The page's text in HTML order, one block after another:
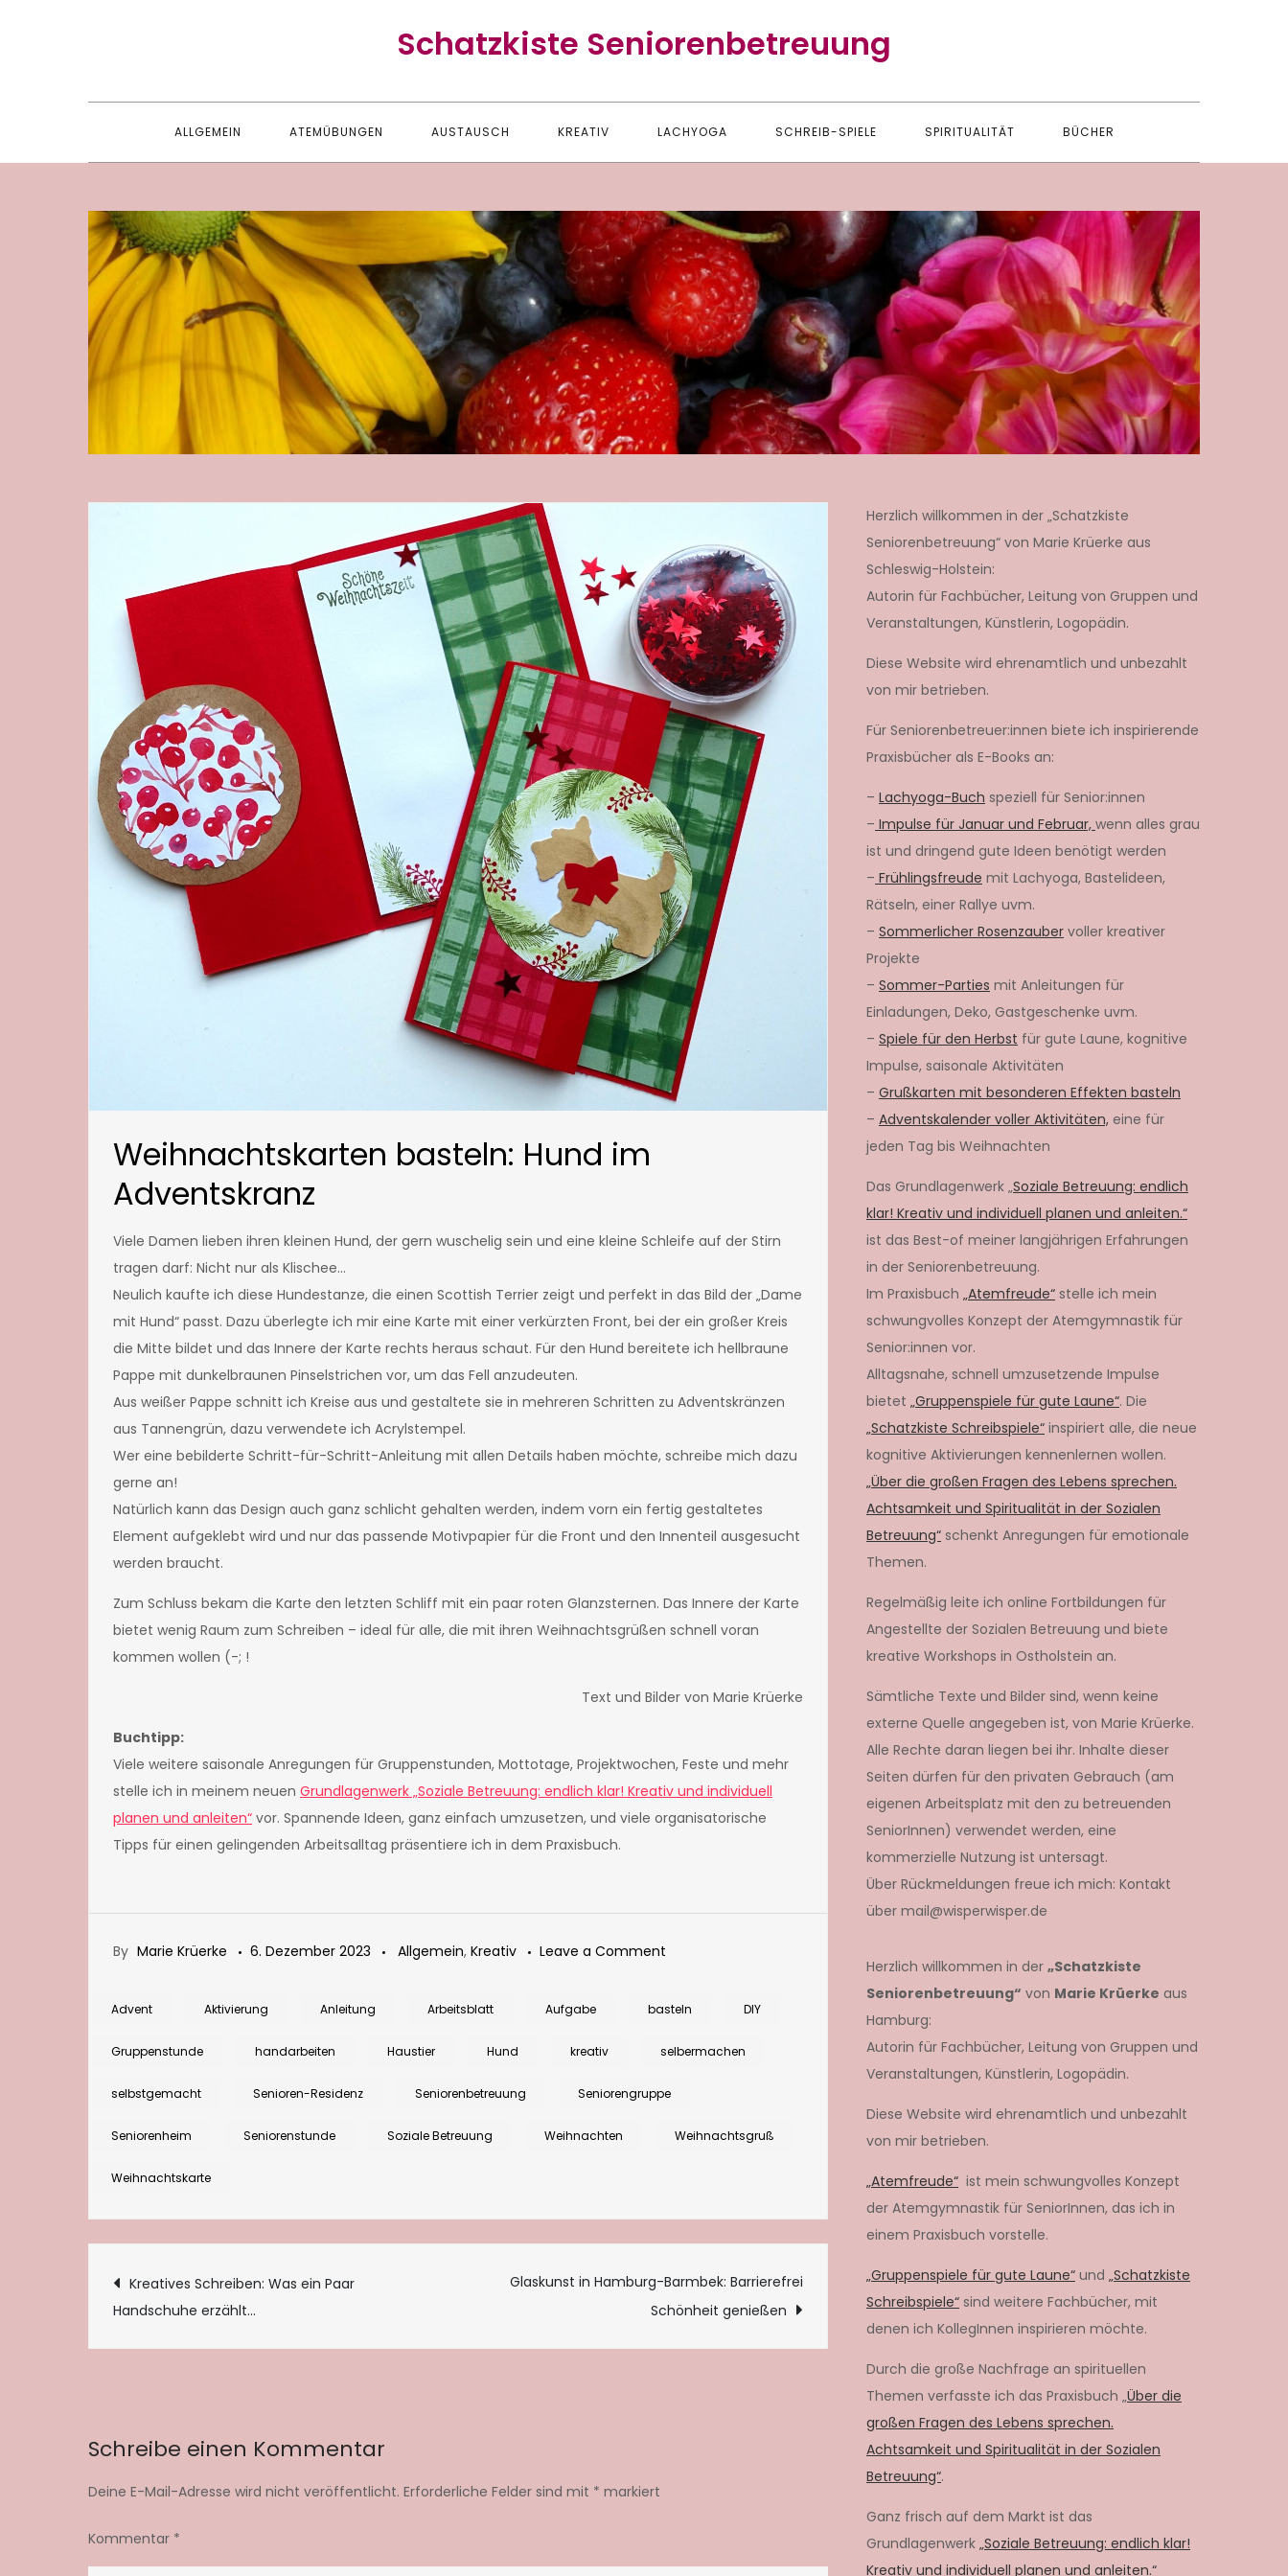
Schatzkiste Seniorenbetreuung
ALLGEMEIN ATEMÜBUNGEN AUSTAUSCH KREATIV LACHYOGA SCHREIB-SPIELE SPIRITUALITÄT BÜCHER
Weihnachtskarten basteln: Hund im
Adventskranz
Viele Damen lieben ihren kleinen Hund, der gern wuschelig sein und eine kleine Schleife auf der Stirn
tragen darf: Nicht nur als Klischee…
Neulich kaufte ich diese Hundestanze, die einen Scottish Terrier zeigt und perfekt in das Bild der „Dame
mit Hund“ passt. Dazu überlegte ich mir eine Karte mit einer verkürzten Front, bei der ein großer Kreis
die Mitte bildet und das Innere der Karte rechts heraus schaut. Für den Hund bereitete ich hellbraune
Pappe mit dunkelbraunen Pinselstrichen vor, um das Fell anzudeuten.
Aus weißer Pappe schnitt ich Kreise aus und gestaltete sie in mehreren Schritten zu Adventskränzen
aus Tannengrün, dazu verwendete ich Acrylstempel.
Wer eine bebilderte Schritt-für-Schritt-Anleitung mit allen Details haben möchte, schreibe mich dazu
gerne an!
Natürlich kann das Design auch ganz schlicht gehalten werden, indem vorn ein fertig gestaltetes
Element aufgeklebt wird und nur das passende Motivpapier für die Front und den Innenteil ausgesucht
werden braucht.
Zum Schluss bekam die Karte den letzten Schliff mit ein paar roten Glanzsternen. Das Innere der Karte
bietet wenig Raum zum Schreiben – ideal für alle, die mit ihren Weihnachtsgrüßen schnell voran
kommen wollen (-; !
Text und Bilder von Marie Krüerke
Buchtipp:
Viele weitere saisonale Anregungen für Gruppenstunden, Mottotage, Projektwochen, Feste und mehr
stelle ich in meinem neuen Grundlagenwerk „Soziale Betreuung: endlich klar! Kreativ und individuell
planen und anleiten“ vor. Spannende Ideen, ganz einfach umzusetzen, und viele organisatorische
Tipps für einen gelingenden Arbeitsalltag präsentiere ich in dem Praxisbuch.
By Marie Krüerke 6. Dezember 2023 Allgemein, Kreativ Leave a Comment
basteln:
im
Advent Aktivierung Anleitung Arbeitsblatt Aufgabe basteln DIY
Gruppenstunde handarbeiten Haustier Hund kreativ selbermachen
selbstgemacht Senioren-Residenz Seniorenbetreuung Seniorengruppe
Seniorenheim Seniorenstunde Soziale Betreuung Weihnachten Weihnachtsgruß
Weihnachtskarte
Beitragsnavigation
Kreatives Schreiben: Was ein Paar
Handschuhe erzählt…
Glaskunst in Hamburg-Barmbek: Barrierefrei
Schönheit genießen
Schreibe einen Kommentar
Deine E-Mail-Adresse wird nicht veröffentlicht. Erforderliche Felder sind mit * markiert
Kommentar *
Herzlich willkommen in der „Schatzkiste
Seniorenbetreuung“ von Marie Krüerke aus
Schleswig-Holstein:
Autorin für Fachbücher, Leitung von Gruppen und
Veranstaltungen, Künstlerin, Logopädin.
Diese Website wird ehrenamtlich und unbezahlt
von mir betrieben.
Für Seniorenbetreuer:innen biete ich inspirierende
Praxisbücher als E-Books an:
– Lachyoga-Buch speziell für Senior:innen
– Impulse für Januar und Februar, wenn alles grau
ist und dringend gute Ideen benötigt werden
– Frühlingsfreude mit Lachyoga, Bastelideen,
Rätseln, einer Rallye uvm.
– Sommerlicher Rosenzauber voller kreativer
Projekte
– Sommer-Parties mit Anleitungen für
Einladungen, Deko, Gastgeschenke uvm.
– Spiele für den Herbst für gute Laune, kognitive
Impulse, saisonale Aktivitäten
– Grußkarten mit besonderen Effekten basteln
– Adventskalender voller Aktivitäten, eine für
jeden Tag bis Weihnachten
Das Grundlagenwerk „Soziale Betreuung: endlich
klar! Kreativ und individuell planen und anleiten.“
ist das Best-of meiner langjährigen Erfahrungen
in der Seniorenbetreuung.
Im Praxisbuch „Atemfreude“ stelle ich mein
schwungvolles Konzept der Atemgymnastik für
Senior:innen vor.
Alltagsnahe, schnell umzusetzende Impulse
bietet „Gruppenspiele für gute Laune“. Die
„Schatzkiste Schreibspiele“ inspiriert alle, die neue
kognitive Aktivierungen kennenlernen wollen.
„Über die großen Fragen des Lebens sprechen.
Achtsamkeit und Spiritualität in der Sozialen
Betreuung“ schenkt Anregungen für emotionale
Themen.
Regelmäßig leite ich online Fortbildungen für
Angestellte der Sozialen Betreuung und biete
kreative Workshops in Ostholstein an.
Sämtliche Texte und Bilder sind, wenn keine
externe Quelle angegeben ist, von Marie Krüerke.
Alle Rechte daran liegen bei ihr. Inhalte dieser
Seiten dürfen für den privaten Gebrauch (am
eigenen Arbeitsplatz mit den zu betreuenden
SeniorInnen) verwendet werden, eine
kommerzielle Nutzung ist untersagt.
Über Rückmeldungen freue ich mich: Kontakt
über mail@wisperwisper.de
Herzlich willkommen in der „Schatzkiste
Seniorenbetreuung“ von Marie Krüerke aus
Hamburg:
Autorin für Fachbücher, Leitung von Gruppen und
Veranstaltungen, Künstlerin, Logopädin.
Diese Website wird ehrenamtlich und unbezahlt
von mir betrieben.
„Atemfreude“ ist mein schwungvolles Konzept
der Atemgymnastik für SeniorInnen, das ich in
einem Praxisbuch vorstelle.
„Gruppenspiele für gute Laune“ und „Schatzkiste
Schreibspiele“ sind weitere Fachbücher, mit
denen ich KollegInnen inspirieren möchte.
Durch die große Nachfrage an spirituellen
Themen verfasste ich das Praxisbuch „Über die
großen Fragen des Lebens sprechen.
Achtsamkeit und Spiritualität in der Sozialen
Betreuung“.
Ganz frisch auf dem Markt ist das
Grundlagenwerk „Soziale Betreuung: endlich klar!
Kreativ und individuell planen und anleiten.“